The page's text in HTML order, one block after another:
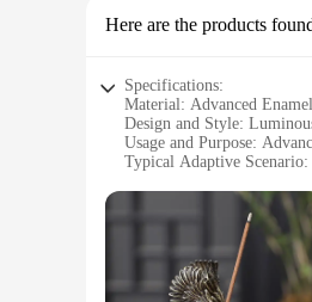
Here are the products
Specifications:
Material: Advanced
Design and Style:
Usage and Purpose:
Typical Adaptive
Performance and
Parts and Accessories:
Features:
**Transform Your Smile